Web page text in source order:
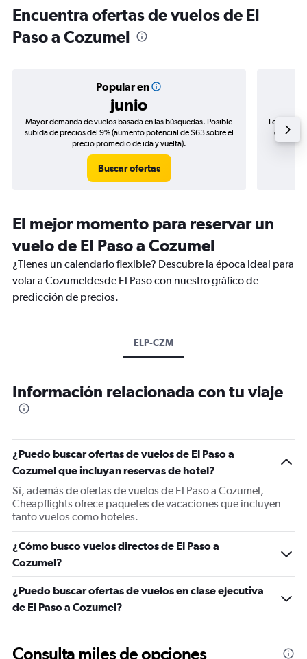
Encuentra ofertas de vuelos de El
Paso a Cozumel
Popular en
junio
Mayor demanda de vuelos basada en las búsquedas. Posible
subida de precios del 9% (aumento potencial de $63 sobre el
precio promedio de ida y vuelta).
Buscar ofertas
Los
de
El mejor momento para reservar un
vuelo de El Paso a Cozumel
¿Tienes un calendario flexible? Descubre la época ideal para
volar a Cozumeldesde El Paso con nuestro gráfico de
predicción de precios.
ELP-CZM
Información relacionada con tu viaje
¿Puedo buscar ofertas de vuelos de El Paso a
Cozumel que incluyan reservas de hotel?
Sí, además de ofertas de vuelos de El Paso a Cozumel,
Cheapflights ofrece paquetes de vacaciones que incluyen
tanto vuelos como hoteles.
¿Cómo busco vuelos directos de El Paso a
Cozumel?
¿Puedo buscar ofertas de vuelos en clase ejecutiva
de El Paso a Cozumel?
Consulta miles de opciones